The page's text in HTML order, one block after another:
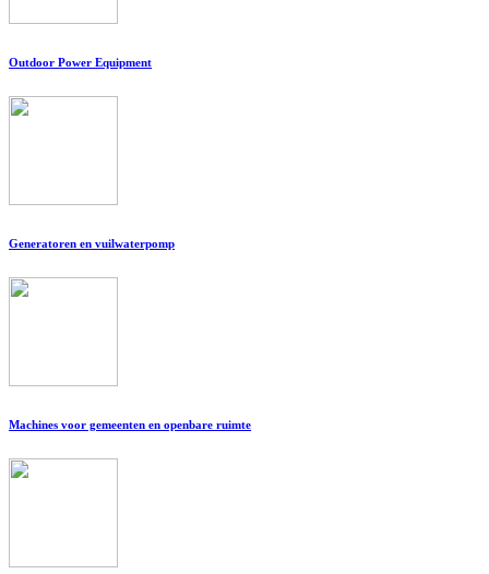
Outdoor Power Equipment
Generatoren en vuilwaterpomp
Machines voor gemeenten en openbare ruimte